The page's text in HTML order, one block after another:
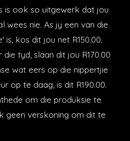
is ook so uitgewerk dat jou
wees nie. As jy een van die
is, kos dit jou net R150.00.
tyd, slaan dit jou R170.00
wat eers op die nippertjie
op te daag, is dit R190.00.
om die produksie te
geen verskoning om dit te